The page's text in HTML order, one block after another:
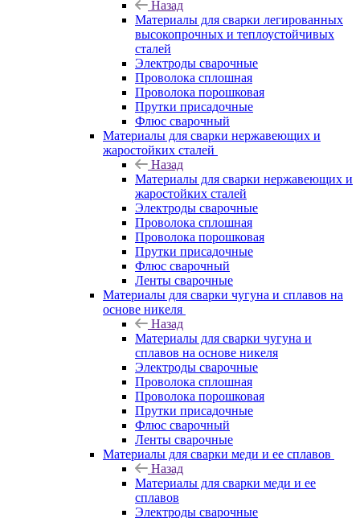
Назад
Материалы для сварки легированных
высокопрочных и теплоустойчивых
сталей
Электроды сварочные
Проволока сплошная
Проволока порошковая
Прутки присадочные
Флюс сварочный
Материалы для сварки нержавеющих и
жаростойких сталей
Назад
Материалы для сварки нержавеющих и
жаростойких сталей
Электроды сварочные
Проволока сплошная
Проволока порошковая
Прутки присадочные
Флюс сварочный
Ленты сварочные
Материалы для сварки чугуна и сплавов на
основе никеля
Назад
Материалы для сварки чугуна и
сплавов на основе никеля
Электроды сварочные
Проволока сплошная
Проволока порошковая
Прутки присадочные
Флюс сварочный
Ленты сварочные
Материалы для сварки меди и ее сплавов
Назад
Материалы для сварки меди и ее
сплавов
Электроды сварочные